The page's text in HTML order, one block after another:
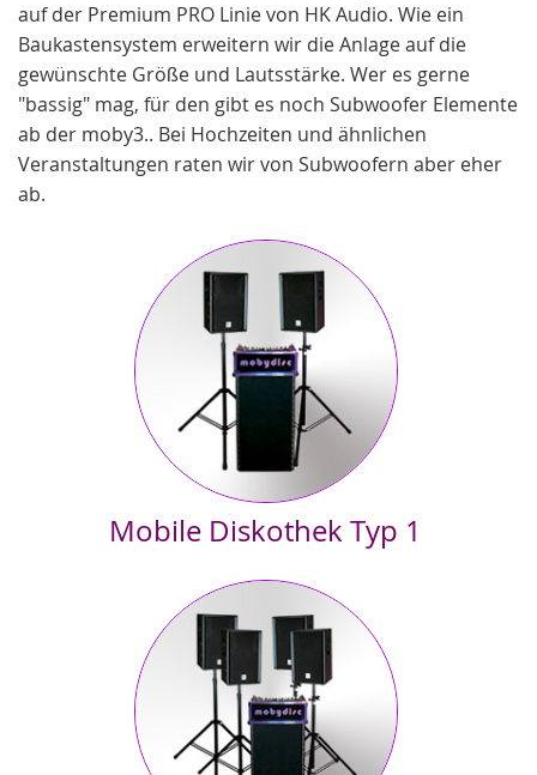
auf der Premium PRO Linie von HK Audio. Wie ein
Baukastensystem erweitern wir die Anlage auf die
gewünschte Größe und Lautsstärke. Wer es gerne
"bassig" mag, für den gibt es noch Subwoofer Elemente
ab der moby3.. Bei Hochzeiten und ähnlichen
Veranstaltungen raten wir von Subwoofern aber eher
ab.
Mobile Diskothek Typ 1
und Betriebsfeste
bis ca. 150 Personen